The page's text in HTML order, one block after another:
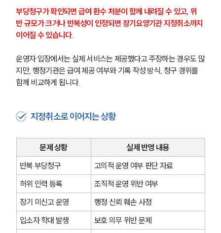
부당청구가 확인되면 급여 환수 처분이 함께 내려질 수 있고, 위
반 규모가 크거나 반복성이 인정되면 장기요양기관 지정취소까지
이어질 수 있습니다.
운영자 입장에서는 실제 서비스는 제공했다고 주장하는 경우도 많
지만, 행정기관은 급여 제공 여부와 기록 작성 방식, 청구 경위를
함께 비교하게 됩니다.
지정취소로 이어지는 상황
문제 상황
실제 반영 내용
반복 부당청구
고의적 운영 여부 판단 자료
허위 인력 등록
조직적 운영 위반 여부
장기 미신고 운영
행정 신뢰 훼손 사정
입소자 학대 발생
보호 의무 위반 문제